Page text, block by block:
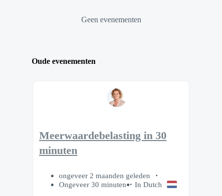
Geen evenementen
Oude evenementen
Meerwaardebelasting in 30
minuten
ongeveer 2 maanden geleden
Ongeveer 30 minuten
In Dutch